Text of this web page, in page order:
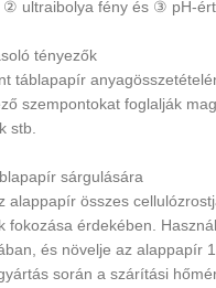
ultraibolya fény és ③ pH-
tényezők
táblapapír
szempontokat foglalják
stb.
sárgulására
összes
érdekében.
és növelje az alappapír
során a szárítási